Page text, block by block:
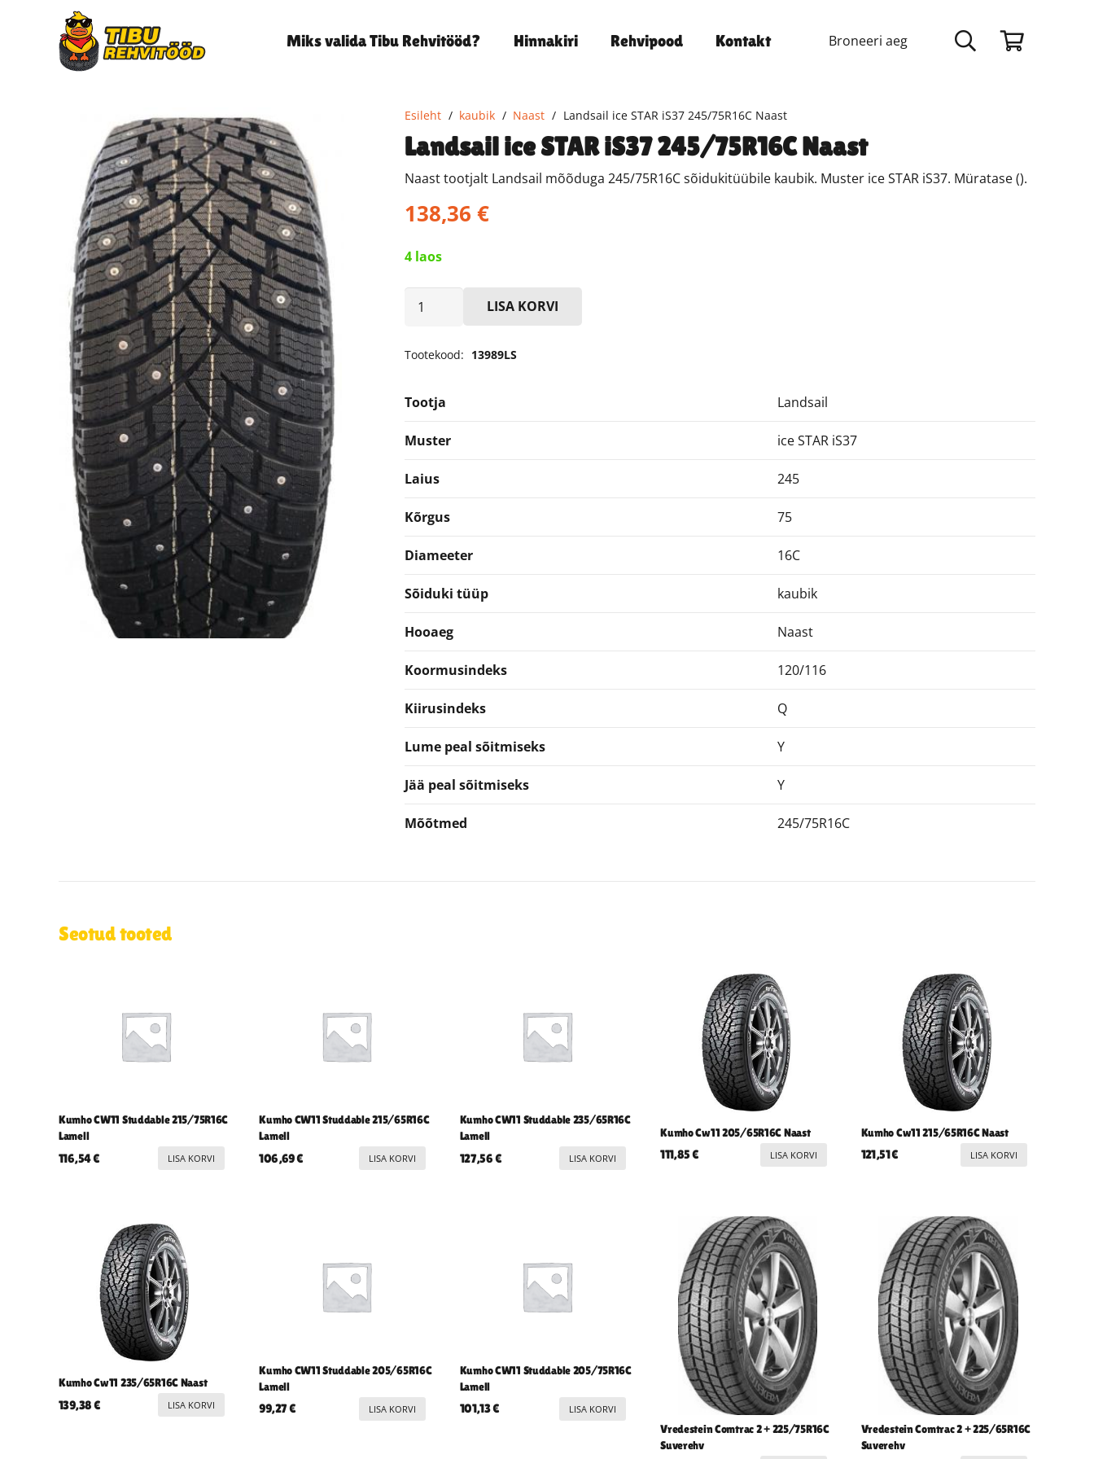
Miks valida Tibu Rehvitööd? Hinnakiri Rehvipood Kontakt Broneeri aeg
Esileht / kaubik / Naast / Landsail ice STAR iS37 245/75R16C Naast
Landsail ice STAR iS37 245/75R16C Naast
Naast tootjalt Landsail mõõduga 245/75R16C sõidukitüübile kaubik. Muster ice STAR iS37. Müratase ().
138,36 €
4 laos
Landsail
Naast
kogus
LISA KORVI
Tootekood: 13989LS
Tootja Landsail
Muster ice STAR iS37
Laius 245
Kõrgus 75
Diameeter 16C
Sõiduki tüüp kaubik
Hooaeg Naast
Koormusindeks 120/116
Kiirusindeks Q
Lume peal sõitmiseks Y
Jää peal sõitmiseks Y
Mõõtmed 245/75R16C
Seotud tooted
Kumho CW11 Studdable 215/75R16C
Lamell
116,54€ LISA KORVI
Kumho CW11 Studdable 215/65R16C
Lamell
106,69€ LISA KORVI
Kumho CW11 Studdable 235/65R16C
Lamell
127,56€ LISA KORVI
Kumho Cw11 205/65R16C Naast
111,85€ LISA KORVI
Kumho Cw11 215/65R16C Naast
121,51€ LISA KORVI
Kumho Cw11 235/65R16C Naast
139,38€ LISA KORVI
Kumho CW11 Studdable 205/65R16C
Lamell
99,27€ LISA KORVI
Kumho CW11 Studdable 205/75R16C
Lamell
101,13€ LISA KORVI
Vredestein Comtrac 2 + 225/75R16C
Suverehv
Vredestein Comtrac 2 + 225/65R16C
Suverehv